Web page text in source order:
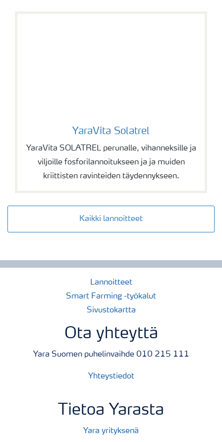
YaraVita Solatrel
YaraVita SOLATREL perunalle, vihanneksille ja
viljoille fosforilannoitukseen ja ja muiden
kriittisten ravinteiden täydennykseen.
Kaikki lannoitteet
Lannoitteet
Smart Farming -työkalut
Sivustokartta
Ota yhteyttä
Yara Suomen puhelinvaihde 010 215 111
Yhteystiedot
Tietoa Yarasta
Yara yrityksenä